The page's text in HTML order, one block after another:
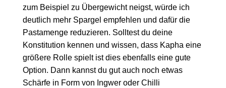
zum Beispiel zu Übergewicht neigst, würde ich
deutlich mehr Spargel empfehlen und dafür die
Pastamenge reduzieren. Solltest du deine
Konstitution kennen und wissen, dass Kapha eine
größere Rolle spielt ist dies ebenfalls eine gute
Option. Dann kannst du gut auch noch etwas
Schärfe in Form von Ingwer oder Chilli